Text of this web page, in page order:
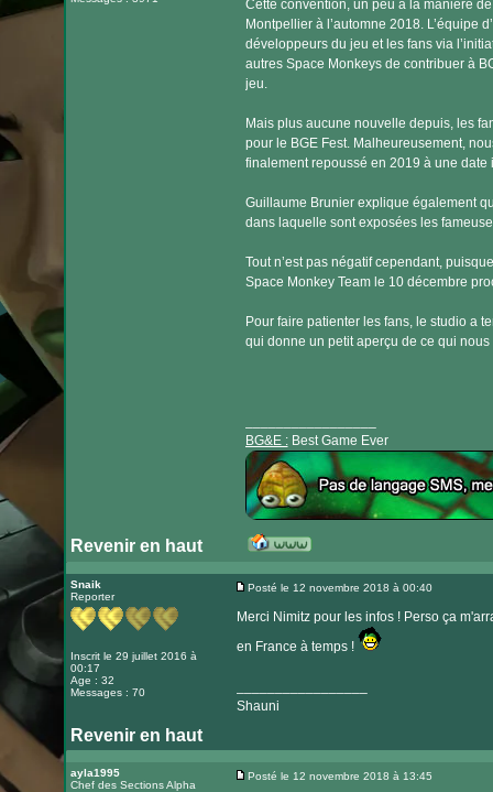
Cette convention, un peu à la manière
Montpellier à l’automne 2018. L’équipe
développeurs du jeu et les fans via
autres Space Monkeys de contribuer à
jeu.
Mais plus aucune nouvelle depuis, les
pour le BGE Fest. Malheureusement,
finalement repoussé en 2019 à une date
Guillaume Brunier explique également
dans laquelle sont exposées les
Tout n’est pas négatif cependant,
Space Monkey Team le 10 décembre
Pour faire patienter les fans, le studio a
qui donne un petit aperçu de ce qui
BG&E :Best Game Ever
Revenir en haut
le
internet
Snaik
Reporter
Inscrit le 29 juillet 2016 à
00:17
Age : 32
Messages : 70
Posté le 12 novembre 2018 à 00:40
Merci Nimitz pour les infos ! Perso ça
en France à temps !
Shauni
Revenir en haut
ayla1995
Chef des Sections Alpha
Posté le 12 novembre 2018 à 13:45